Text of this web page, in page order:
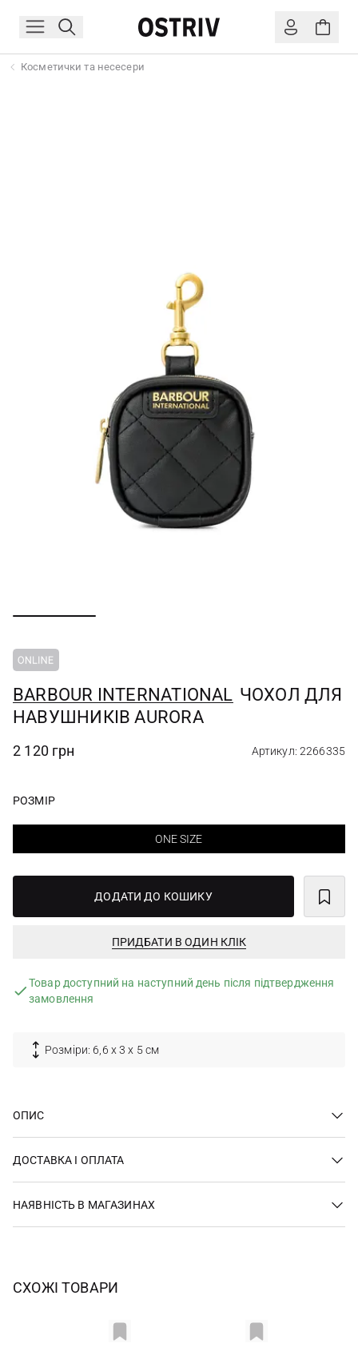
Косметички та несесери
BARBOUR INTERNATIONAL ЧОХОЛ ДЛЯ
НАВУШНИКІВ AURORA
2 120 грн Артикул: 2266335
РОЗМІР
ONE SIZE
ДОДАТИ ДО КОШИКУ
ПРИДБАТИ В ОДИН КЛІК
Товар доступний на наступний день після підтвердження
замовлення
Розміри: 6,6 х 3 х 5 см
ОПИС
ДОСТАВКА І ОПЛАТА
НАЯВНІСТЬ В МАГАЗИНАХ
СХОЖІ ТОВАРИ